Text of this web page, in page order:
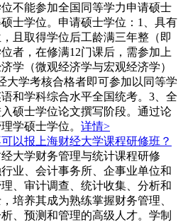
不能参加全国同等学力申请硕士
士学位。申请硕士学位：1、具有
且取得学位后工龄满三年整（即
者，在修满12门课后，需参加上
学（微观经济学与宏观经济学）
大学考核合格者即可参加以同等学
和学科综合水平全国统考。3、全
硕士学位论文撰写阶段。通过论
学硕士学位。 详情>
以报上海财经大学课程研修班？
大学财务管理与统计课程研修
业、会计事务所、企事业单位和
、审计调查、统计收集、分析和
培养其成为熟练掌握财务管理、
、预测和管理的高级人才。学制